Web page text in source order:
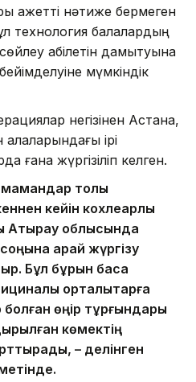
қажетті нәтиже бермеген
технология балалардың
қабілетін дамытуына
мүмкіндік
негізінен Астана,
ірі
ғана жүргізіліп келген.
мамандар толық
кейін кохлеарлық
Атырау облысында
қарай жүргізу
Бұл бұрын басқа
орталықтарға
өңір тұрғындары
көмектің
– делінген